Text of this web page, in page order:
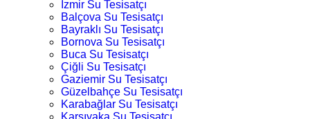
İzmir Su Tesisatçı
Balçova Su Tesisatçı
Bayraklı Su Tesisatçı
Bornova Su Tesisatçı
Buca Su Tesisatçı
Çiğli Su Tesisatçı
Gaziemir Su Tesisatçı
Güzelbahçe Su Tesisatçı
Karabağlar Su Tesisatçı
Karşıyaka Su Tesisatçı